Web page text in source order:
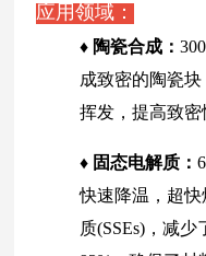
应用领域：
♦ 陶瓷合成：
成致密的陶瓷
挥发，提高致密
♦ 固态电解质：
快速降温，超
质(SSEs)，减